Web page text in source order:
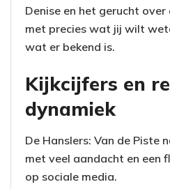
Denise en het gerucht over
met precies wat jij wilt
wat er bekend is.
Kijkcijfers en
dynamiek
De Hanslers: Van de Piste
met veel aandacht en een
op sociale media.